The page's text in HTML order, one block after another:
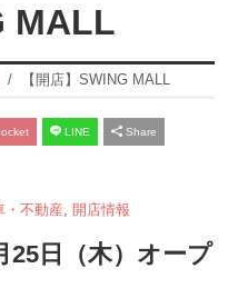
MALL
【開店】SWING MALL
LINE Share
・不動産 開店情報
25日（木）オープ